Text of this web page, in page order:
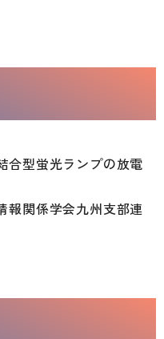
合型蛍光ランプの放電
報関係学会九州支部連